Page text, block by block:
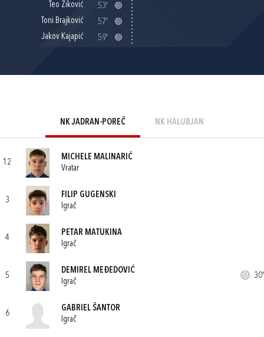
Teo Žiković
53'
Toni Brajković
57'
Jakov Kajapić
59'
NK JADRAN-POREČ NK HALUBJAN
12
MICHELE MALINARIĆ
Vratar
3
FILIP GUGENSKI
Igrač
4
PETAR MATUKINA
Igrač
5
DEMIREL MEĐEDOVIĆ
Igrač
30'
6
GABRIEL ŠANTOR
Igrač